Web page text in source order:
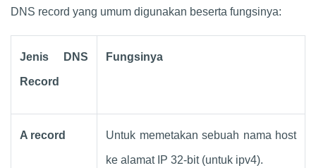
DNS record yang umum digunakan beserta fungsinya:
Jenis DNS
Record
Fungsinya
A record Untuk memetakan sebuah nama host
ke alamat IP 32-bit (untuk ipv4).